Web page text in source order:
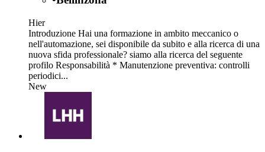
Hier
Introduzione Hai una formazione in ambito meccanico o
nell'automazione, sei disponibile da subito e alla ricerca di una
nuova sfida professionale? siamo alla ricerca del seguente
profilo Responsabilità * Manutenzione preventiva: controlli
periodici...
New